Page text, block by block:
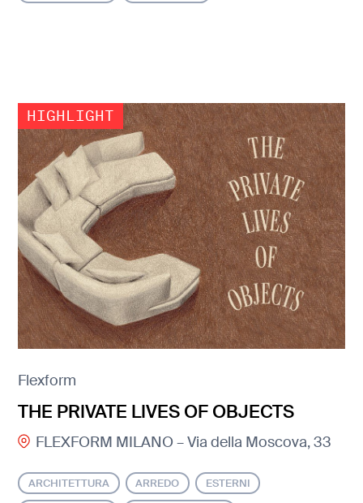
Flexform
THE PRIVATE LIVES OF OBJECTS
FLEXFORM MILANO – Via della Moscova, 33
ARCHITETTURA ARREDO ESTERNI